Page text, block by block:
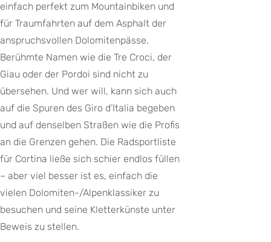
einfach perfekt zum Mountainbiken und
für Traumfahrten auf dem Asphalt der
anspruchsvollen Dolomitenpässe.
Berühmte Namen wie die Tre Croci, der
Giau oder der Pordoi sind nicht zu
übersehen. Und wer will, kann sich auch
auf die Spuren des Giro d’Italia begeben
und auf denselben Straßen wie die Profis
an die Grenzen gehen. Die Radsportliste
für Cortina ließe sich schier endlos füllen
– aber viel besser ist es, einfach die
vielen Dolomiten-/Alpenklassiker zu
besuchen und seine Kletterkünste unter
Beweis zu stellen.